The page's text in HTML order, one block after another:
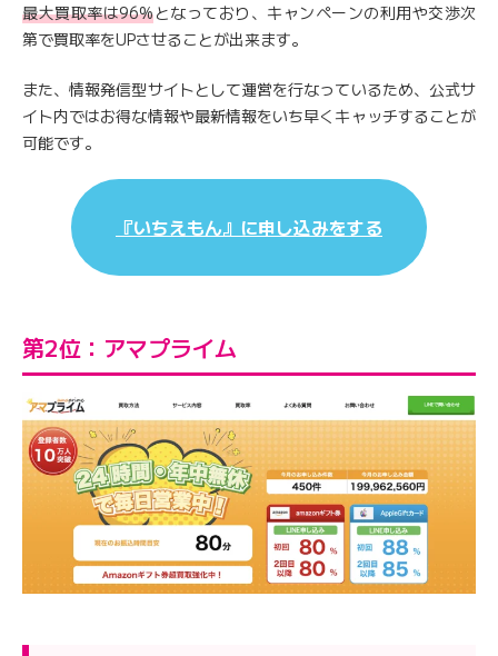
最大買取率は96%となっており、キャンペーンの利用や交渉次
第で買取率をUPさせることが出来ます。
また、情報発信型サイトとして運営を行なっているため、公式サ
イト内ではお得な情報や最新情報をいち早くキャッチすることが
可能です。
『いちえもん』に申し込みをする
第2位：アマプライム